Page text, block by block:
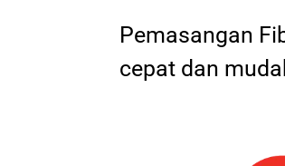
Pemasangan
cepat dan